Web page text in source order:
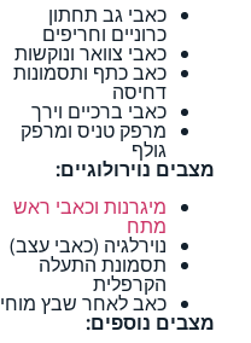
כאבי גב תחתון
כרוניים וחריפים
כאבי צוואר ונוקשות
כאב כתף ותסמונות
דחיסה
כאבי ברכיים וירך
מרפק טניס ומרפק
גולף
מצבים נוירולוגיים:
מיגרנות וכאבי ראש
מתח
נוירלגיה (כאבי עצב)
תסמונת התעלה
הקרפלית
כאב לאחר שבץ מוחי
מצבים נוספים: